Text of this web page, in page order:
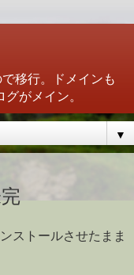
移行。ドメインも
がメイン。
▼
ストールさせたまま